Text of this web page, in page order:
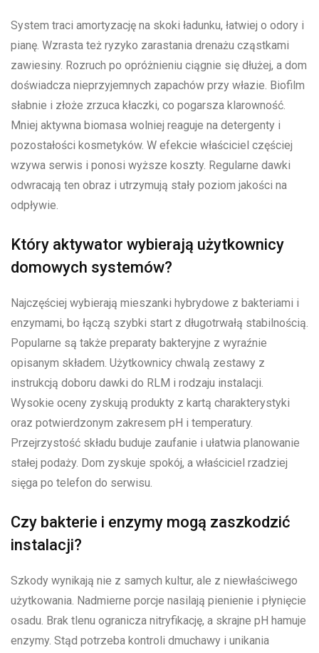
System traci amortyzację na skoki ładunku, łatwiej o odory i
pianę. Wzrasta też ryzyko zarastania drenażu cząstkami
zawiesiny. Rozruch po opróżnieniu ciągnie się dłużej, a dom
doświadcza nieprzyjemnych zapachów przy włazie. Biofilm
słabnie i złoże zrzuca kłaczki, co pogarsza klarowność.
Mniej aktywna biomasa wolniej reaguje na detergenty i
pozostałości kosmetyków. W efekcie właściciel częściej
wzywa serwis i ponosi wyższe koszty. Regularne dawki
odwracają ten obraz i utrzymują stały poziom jakości na
odpływie.
Który aktywator wybierają użytkownicy
domowych systemów?
Najczęściej wybierają mieszanki hybrydowe z bakteriami i
enzymami, bo łączą szybki start z długotrwałą stabilnością.
Popularne są także preparaty bakteryjne z wyraźnie
opisanym składem. Użytkownicy chwalą zestawy z
instrukcją doboru dawki do RLM i rodzaju instalacji.
Wysokie oceny zyskują produkty z kartą charakterystyki
oraz potwierdzonym zakresem pH i temperatury.
Przejrzystość składu buduje zaufanie i ułatwia planowanie
stałej podaży. Dom zyskuje spokój, a właściciel rzadziej
sięga po telefon do serwisu.
Czy bakterie i enzymy mogą zaszkodzić
instalacji?
Szkody wynikają nie z samych kultur, ale z niewłaściwego
użytkowania. Nadmierne porcje nasilają pienienie i płynięcie
osadu. Brak tlenu ogranicza nitryfikację, a skrajne pH hamuje
enzymy. Stąd potrzeba kontroli dmuchawy i unikania